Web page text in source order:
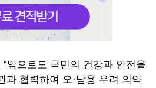
앞으로도 국민의 건강과 안전을
과 협력하여 오·남용 우려 의약